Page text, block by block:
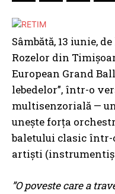
Sâmbătă, 13 iunie,
Rozelor din
European Grand
lebedelor”, într-o
multisenzorială —
unește forța
baletului clasic într-
artiști
”O poveste care a